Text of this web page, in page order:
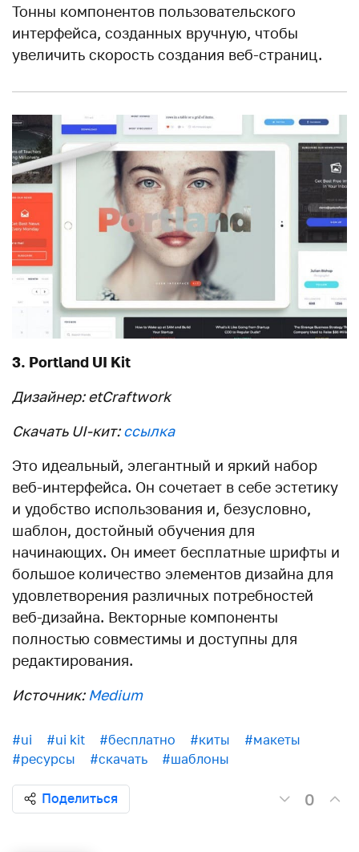
Тонны компонентов пользовательского
интерфейса, созданных вручную, чтобы
увеличить скорость создания веб-страниц.
3. Portland UI Kit
Дизайнер: etCraftwork
Скачать UI-кит:ссылка
Это идеальный, элегантный и яркий набор
веб-интерфейса. Он сочетает в себе эстетику
и удобство использования и, безусловно,
шаблон, достойный обучения для
начинающих. Он имеет бесплатные шрифты и
большое количество элементов дизайна для
удовлетворения различных потребностей
веб-дизайна. Векторные компоненты
полностью совместимы и доступны для
редактирования.
Источник: Medium
#ui #ui kit #бесплатно #киты
#макеты
#ресурсы
#скачать #шаблоны
Поделиться 0